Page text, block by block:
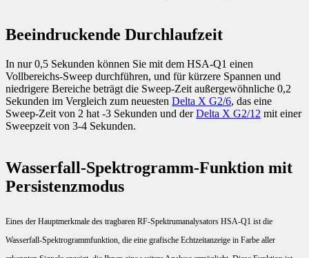
Beeindruckende Durchlaufzeit
In nur 0,5 Sekunden können Sie mit dem HSA-Q1 einen
Vollbereichs-Sweep durchführen, und für kürzere Spannen und
niedrigere Bereiche beträgt die Sweep-Zeit außergewöhnliche 0,2
Sekunden im Vergleich zum neuesten Delta X G2/6, das eine
Sweep-Zeit von 2 hat -3 Sekunden und derDelta X G2/12 mit einer
Sweepzeit von 3-4 Sekunden.
Wasserfall-Spektrogramm-Funktion mit
Persistenzmodus
Eines der Hauptmerkmale des tragbaren RF-Spektrumanalysators HSA-Q1 ist die
Wasserfall-Spektrogrammfunktion, die eine grafische Echtzeitanzeige in Farbe aller